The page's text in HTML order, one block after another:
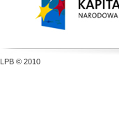
LPB © 2010